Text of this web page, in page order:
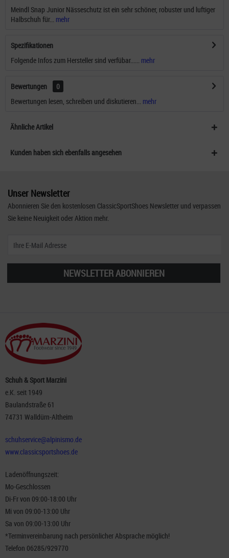
Meindl Snap Junior Nässeschutz ist ein sehr schöner, robuster und luftiger
Halbschuh für...
mehr
Spezifikationen
Folgende Infos zum Hersteller sind verfübar...... mehr
Bewertungen
0
Bewertungen lesen, schreiben und diskutieren...
mehr
Ähnliche Artikel
Kunden haben sich ebenfalls angesehen
Unser Newsletter
Abonnieren Sie den kostenlosen ClassicSportShoes Newsletter und verpassen
Sie keine Neuigkeit oder Aktion mehr.
NEWSLETTER ABONNIEREN
Schuh & Sport Marzini
e.K. seit 1949
Baulandstraße 61
74731 Walldürn-Altheim
schuhservice@alpinismo.de
www.classicsportshoes.de
Ladenöffnungszeit:
Mo-Geschlossen
Di-Fr von 09:00-18:00 Uhr
Mi von 09:00-13:00 Uhr
Sa von 09:00-13:00 Uhr
*Terminvereinbarung nach persönlicher Absprache möglich!
Telefon 06285/929770